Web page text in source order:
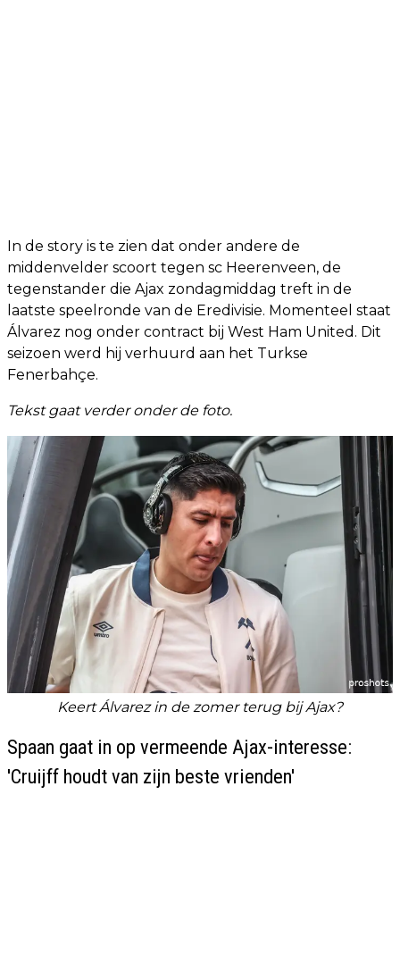
In de story is te zien dat onder andere de
middenvelder scoort tegen sc Heerenveen, de
tegenstander die Ajax zondagmiddag treft in de
laatste speelronde van de Eredivisie. Momenteel staat
Álvarez nog onder contract bij West Ham United. Dit
seizoen werd hij verhuurd aan het Turkse
Fenerbahçe.
Tekst gaat verder onder de foto.
Keert Álvarez in de zomer terug bij Ajax?
Spaan gaat in op vermeende Ajax-interesse:
'Cruijff houdt van zijn beste vrienden'